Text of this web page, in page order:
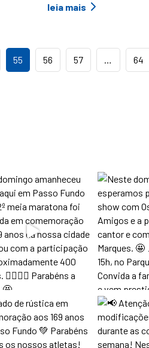
leia mais
55 56 57 … 64